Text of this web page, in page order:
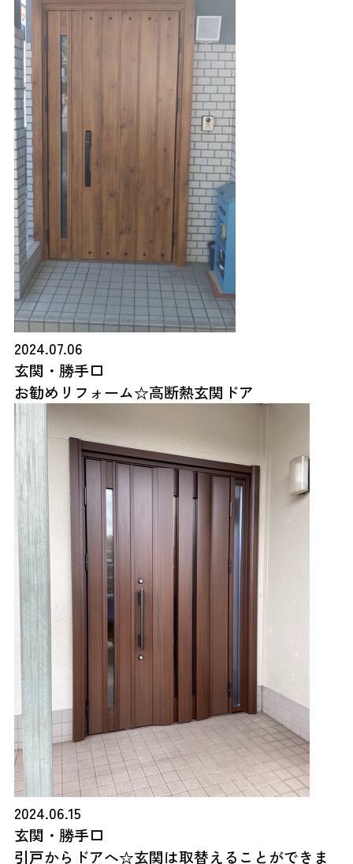
2024.07.06
玄関・勝手口
お勧めリフォーム☆高断熱玄関ドア
2024.06.15
玄関・勝手口
引戸からドアへ☆玄関は取替えることができま